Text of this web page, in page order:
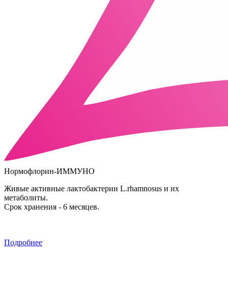
Нормофлорин-ИММУНО
Живые активные лактобактерии L.rhamnosus и их
метаболиты.
Срок хранения - 6 месяцев.
Подробнее